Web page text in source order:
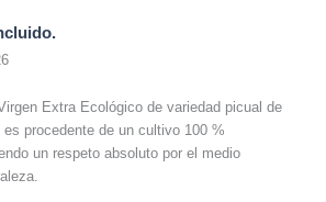
Extra Ecológico de variedad picual de
procedente de un cultivo 100 %
un respeto absoluto por el medio